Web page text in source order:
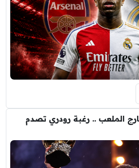
الملعب .. رغبة رودري تصدم